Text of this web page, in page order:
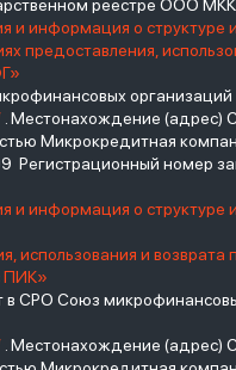
реестре ООО
и информация о
предоставления,
организаций
. Местонахождение (адрес)
Микрокредитная
номер
и информация о
использования и
ПИК»
Союз
. Местонахождение (адрес)